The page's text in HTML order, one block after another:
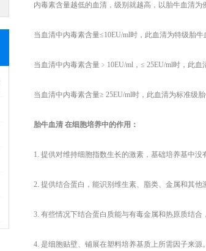
内毒素含量越低的血清，级别就越高，以胎牛血清为
当血清中内毒素含量≤10EU/ml时，此血清为特级胎牛
当血清中内毒素含量﹥ 10EU/ml，≤ 25EU/ml时，此血
当血清中内毒素含量≥ 25EU/ml时，此血清为标准级胎
胎牛血清 在细胞培养中的作用：
1. 提供对维持细胞指数生长的激素，基础培养基中没
2. 提供结合蛋白，能识别维生素、脂类、金属和其他
3. 有些情况下结合蛋白质能与有毒金属和热原质结合
4. 是细胞贴壁、铺展在塑料培养基质上所需因子来源。